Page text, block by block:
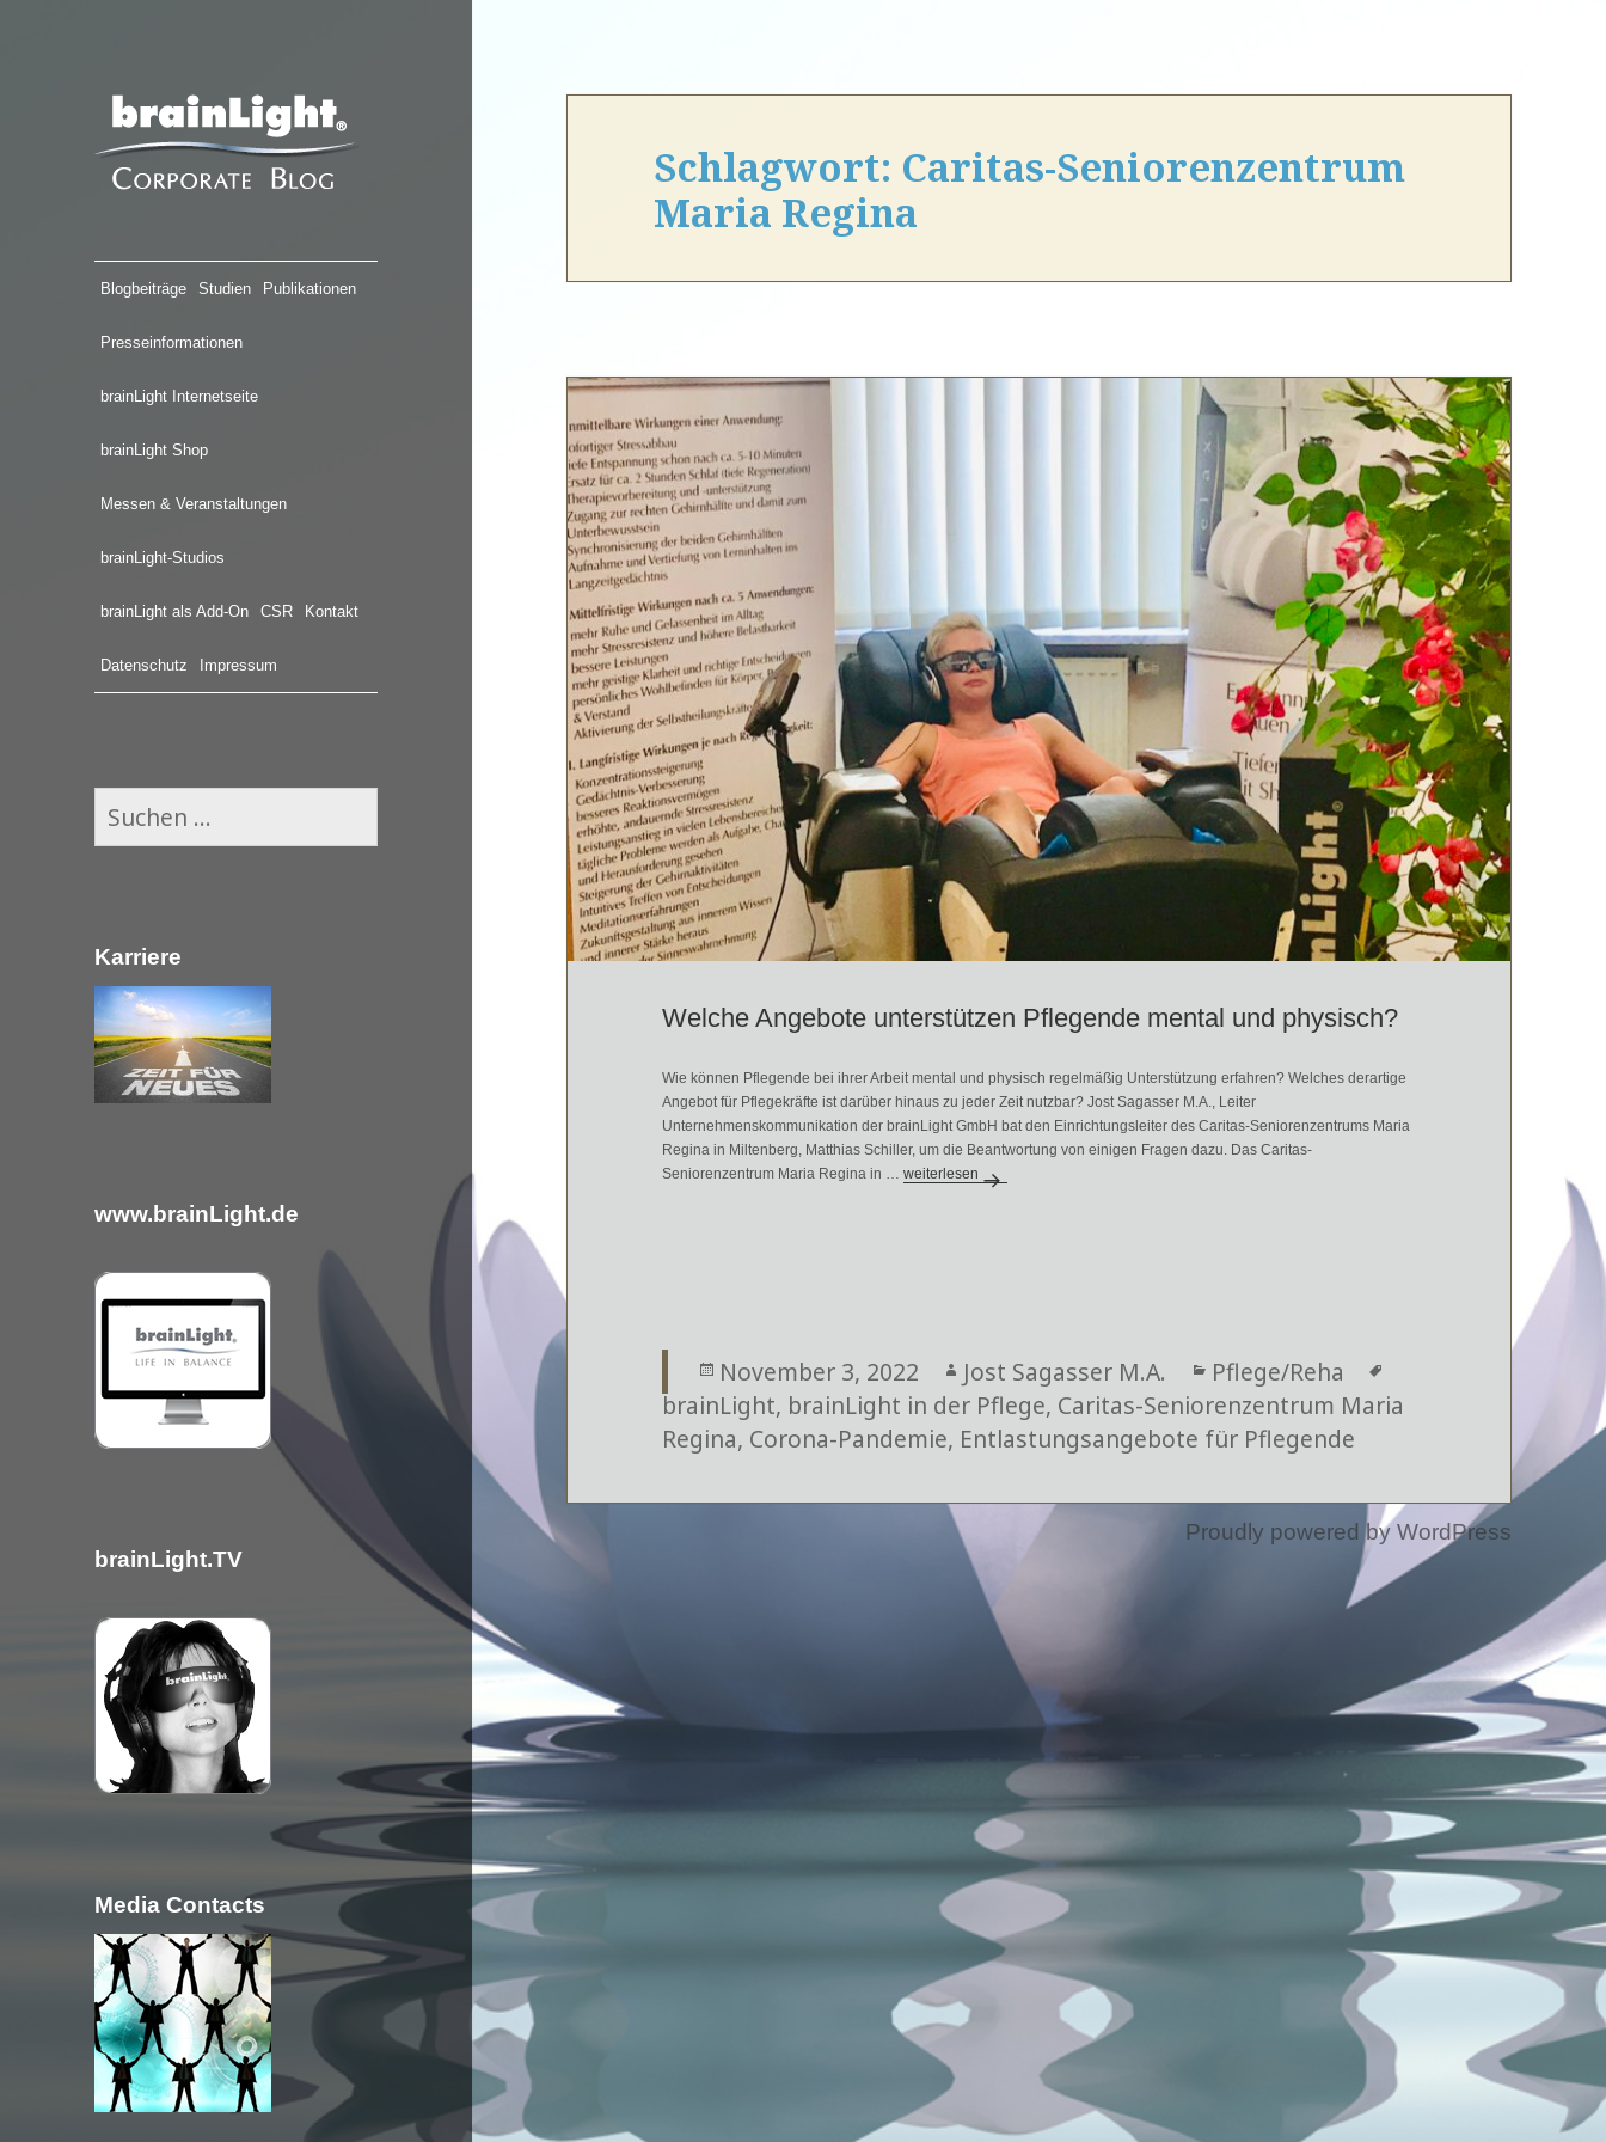
Blogbeiträge Studien Publikationen
Presseinformationen
brainLight Internetseite
brainLight Shop
Messen & Veranstaltungen
brainLight-Studios
brainLight als Add-On CSR Kontakt
Datenschutz Impressum
S
n
n
a
c
h
Karriere
www.brainLight.de
brainLight.TV
Media Contacts
Schlagwort: Caritas-Seniorenzentrum
Maria Regina
Welche Angebote unterstützen Pflegende mental und physisch?
Wie können Pflegende bei ihrer Arbeit mental und physisch regelmäßig Unterstützung erfahren? Welches derartige
Angebot für Pflegekräfte ist darüber hinaus zu jeder Zeit nutzbar? Jost Sagasser M.A., Leiter
Unternehmenskommunikation der brainLight GmbH bat den Einrichtungsleiter des Caritas-Seniorenzentrums Maria
Regina in Miltenberg, Matthias Schiller, um die Beantwortung von einigen Fragen dazu. Das Caritas-
Seniorenzentrum Maria Regina in …Welche Angebote unterstützen Pflegende mental und physisch?
weiterlesen
Veröffentlicht
am
November 3, 2022 Autor
Jost Sagasser M.A. Kategorien
Pflege/Reha
brainLight, brainLight in der Pflege, Caritas-Seniorenzentrum Maria
Regina, Corona-Pandemie, Entlastungsangebote für Pflegende
Proudly powered by WordPress